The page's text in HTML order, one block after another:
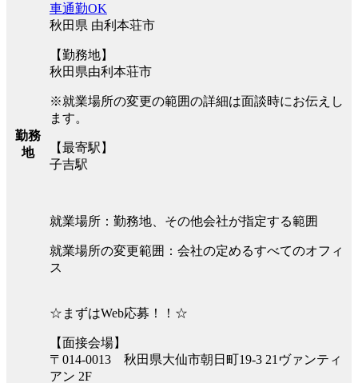
勤務
地
車通勤OK
秋田県 由利本荘市
【勤務地】
秋田県由利本荘市
※就業場所の変更の範囲の詳細は面談時にお伝えし
ます。
【最寄駅】
子吉駅
就業場所：勤務地、その他会社が指定する範囲
就業場所の変更範囲：会社の定めるすべてのオフィ
ス
☆まずはWeb応募！！☆
【面接会場】
〒014-0013 秋田県大仙市朝日町19-3 21ヴァンティ
アン 2F